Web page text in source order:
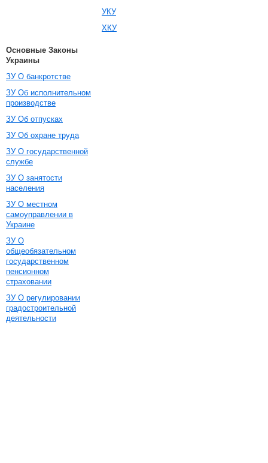
УКУ
ХКУ
Основные Законы
Украины
ЗУ О банкротстве
ЗУ Об исполнительном
производстве
ЗУ Об отпусках
ЗУ Об охране труда
ЗУ О государственной
службе
ЗУ О занятости
населения
ЗУ О местном
самоуправлении в
Украине
ЗУ О
общеобязательном
государственном
пенсионном
страховании
ЗУ О регулировании
градостроительной
деятельности